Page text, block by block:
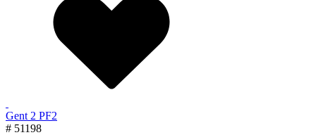
Gent 2 PF2
# 51198